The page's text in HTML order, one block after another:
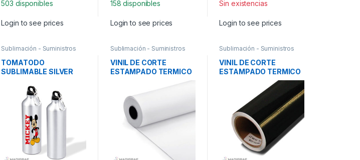
503 disponibles
Login to see prices
158 disponibles
Login to see prices
Sin existencias
Login to see prices
Sublimación - Suministros
TOMATODO
SUBLIMABLE SILVER
Sublimación - Suministros
VINIL DE CORTE
ESTAMPADO TERMICO
BLANCO POR METROS
Sublimación - Suministros
VINIL DE CORTE
ESTAMPADO TERMICO
NEGRO POR METROS